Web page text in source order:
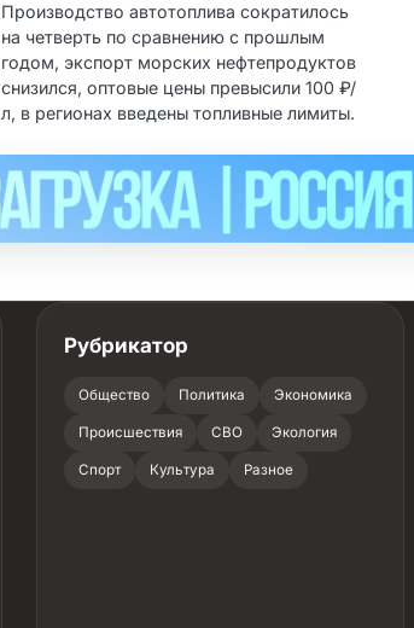
Производство автотоплива сократилось
на четверть по сравнению с прошлым
годом, экспорт морских нефтепродуктов
снизился, оптовые цены превысили 100 ₽/
л, в регионах введены топливные лимиты.
Рубрикатор
Общество Политика Экономика
Происшествия СВО Экология
Спорт Культура Разное